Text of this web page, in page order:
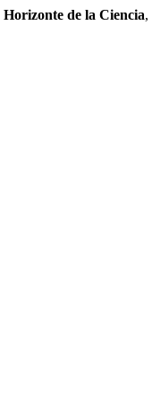
Horizonte de la Ciencia,